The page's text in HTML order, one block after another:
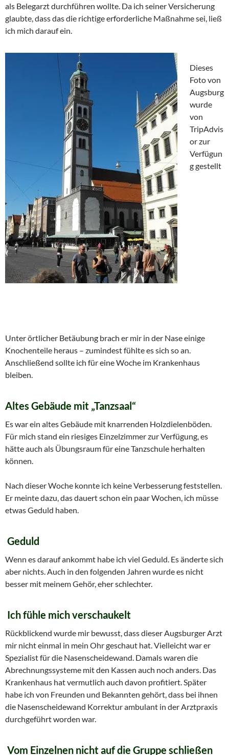
als Belegarzt durchführen wollte. Da ich seiner Versicherung
glaubte, dass das die richtige erforderliche Maßnahme sei, ließ
ich mich darauf ein.
Dieses
Foto von
Augsburg
wurde
von
TripAdvis
or zur
Verfügun
g gestellt
Unter örtlicher Betäubung brach er mir in der Nase einige
Knochenteile heraus – zumindest fühlte es sich so an.
Anschließend sollte ich für eine Woche im Krankenhaus
bleiben.
Altes Gebäude mit „Tanzsaal“
Es war ein altes Gebäude mit knarrenden Holzdielenböden.
Für mich stand ein riesiges Einzelzimmer zur Verfügung, es
hätte auch als Übungsraum für eine Tanzschule herhalten
können.
Nach dieser Woche konnte ich keine Verbesserung feststellen.
Er meinte dazu, das dauert schon ein paar Wochen, ich müsse
etwas Geduld haben.
Geduld
Wenn es darauf ankommt habe ich viel Geduld. Es änderte sich
aber nichts. Auch in den folgenden Jahren wurde es nicht
besser mit meinem Gehör, eher schlechter.
Ich fühle mich verschaukelt
Rückblickend wurde mir bewusst, dass dieser Augsburger Arzt
mir nicht einmal in mein Ohr geschaut hat. Vielleicht war er
Spezialist für die Nasenscheidewand. Damals waren die
Abrechnungssysteme mit den Kassen auch noch anders. Das
Krankenhaus hat vermutlich auch davon profitiert. Später
habe ich von Freunden und Bekannten gehört, dass bei ihnen
die Nasenscheidewand Korrektur ambulant in der Arztpraxis
durchgeführt worden war.
Vom Einzelnen nicht auf die Gruppe schließen